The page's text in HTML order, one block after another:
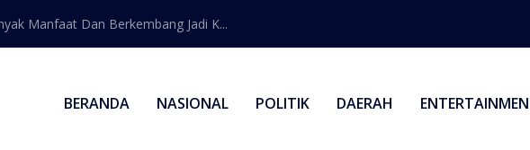
Manfaat Dan Berkembang Jadi K...
BERANDA NASIONAL POLITIK DAERAH